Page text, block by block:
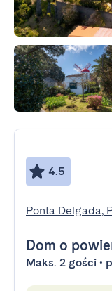
4.5
Ponta Delgada,
Dom o
Maks. 2 gości •